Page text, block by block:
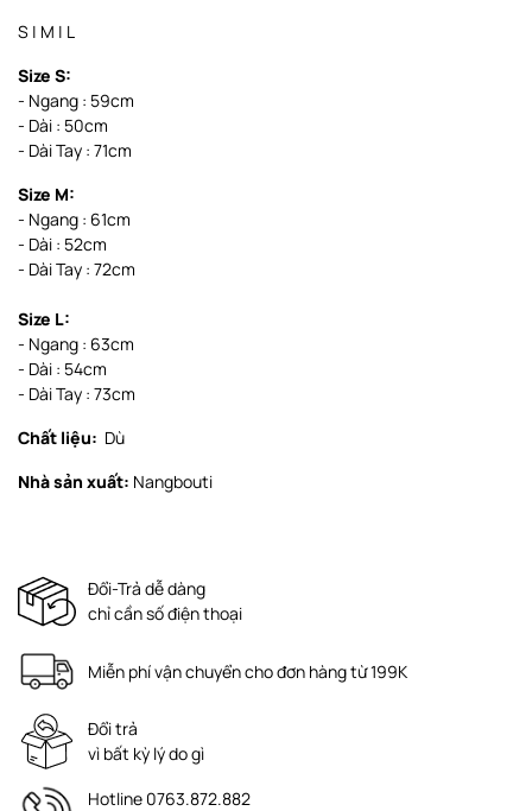
S | M | L
Size S:
- Ngang : 59cm
- Dài : 50cm
- Dài Tay : 71cm
Size M:
- Ngang : 61cm
- Dài : 52cm
- Dài Tay : 72cm
Size L:
- Ngang : 63cm
- Dài : 54cm
- Dài Tay : 73cm
Chất liệu: Dù
Nhà sản xuất: Nangbouti
Đổi-Trả dễ dàng
chỉ cần số điện thoại
Miễn phí vận chuyển cho đơn hàng từ 199K
Đổi trả
vì bất kỳ lý do gì
Hotline 0763.872.882